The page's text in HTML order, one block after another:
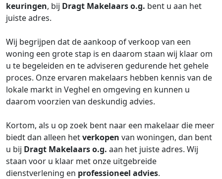
keuringen, bij Dragt Makelaars o.g. bent u aan het
juiste adres.
Wij begrijpen dat de aankoop of verkoop van een
woning een grote stap is en daarom staan wij klaar om
u te begeleiden en te adviseren gedurende het gehele
proces. Onze ervaren makelaars hebben kennis van de
lokale markt in Veghel en omgeving en kunnen u
daarom voorzien van deskundig advies.
Kortom, als u op zoek bent naar een makelaar die meer
biedt dan alleen hetverkopen van woningen, dan bent
u bij Dragt Makelaars o.g. aan het juiste adres. Wij
staan voor u klaar met onze uitgebreide
dienstverlening en professioneel advies.